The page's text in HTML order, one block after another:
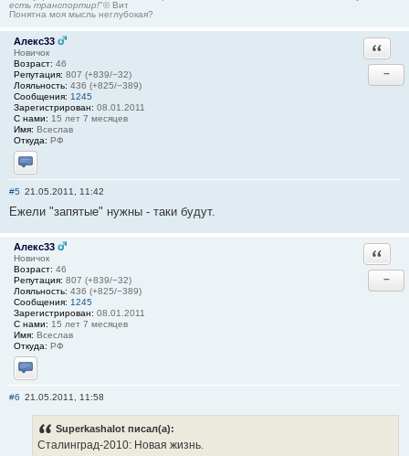
есть транспортир!"© Вит
Понятна моя мысль неглубокая?
Алекс33
Новичок
Возраст: 46
Репутация: 807 (+839/−32)
Лояльность: 436 (+825/−389)
Сообщения: 1245
Зарегистрирован: 08.01.2011
С нами: 15 лет 7 месяцев
Имя: Всеслав
Откуда: РФ
Отправить личное сообщение
−
#5 21.05.2011, 11:42
Ежели "запятые" нужны - таки будут.
Алекс33
Новичок
Возраст: 46
Репутация: 807 (+839/−32)
Лояльность: 436 (+825/−389)
Сообщения: 1245
Зарегистрирован: 08.01.2011
С нами: 15 лет 7 месяцев
Имя: Всеслав
Откуда: РФ
Отправить личное сообщение
−
#6 21.05.2011, 11:58
Superkashalot писал(а):
Сталинград-2010: Новая жизнь.